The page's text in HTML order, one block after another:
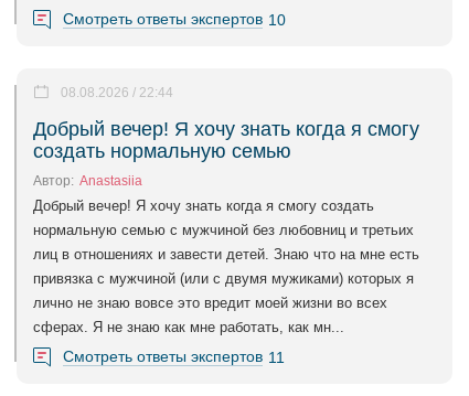
Смотреть ответы экспертов 10
Добрый вечер! Я хочу знать когда я смогу
создать нормальную семью
08.08.2026 / 22:44
Автор: Anastasiia
Добрый вечер! Я хочу знать когда я смогу создать
нормальную семью с мужчиной без любовниц и третьих
лиц в отношениях и завести детей. Знаю что на мне есть
привязка с мужчиной (или с двумя мужиками) которых я
лично не знаю вовсе это вредит моей жизни во всех
сферах. Я не знаю как мне работать, как мн...
Смотреть ответы экспертов 11